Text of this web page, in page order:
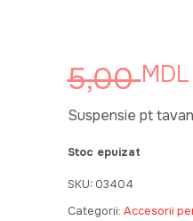
5,00MDL
Suspensie pt
Stoc epuizat
SKU: 03404
Categorii: Accesorii